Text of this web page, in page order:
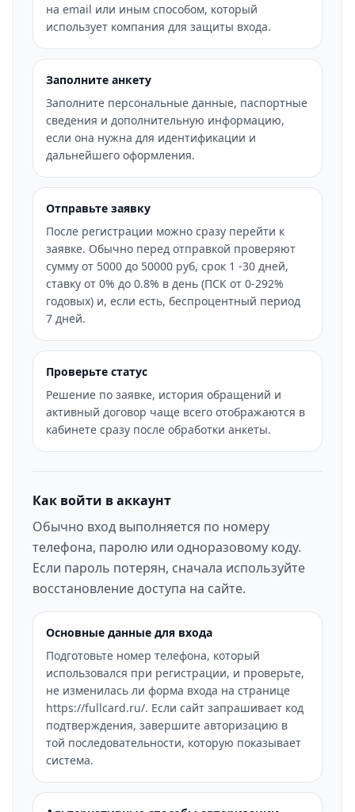
на email или иным способом, который
использует компания для защиты входа.
Заполните анкету
Заполните персональные данные, паспортные
сведения и дополнительную информацию,
если она нужна для идентификации и
дальнейшего оформления.
Отправьте заявку
После регистрации можно сразу перейти к
заявке. Обычно перед отправкой проверяют
сумму от 5000 до 50000 руб, срок 1 -30 дней,
ставку от 0% до 0.8% в день (ПСК от 0-292%
годовых) и, если есть, беспроцентный период
7 дней.
Проверьте статус
Решение по заявке, история обращений и
активный договор чаще всего отображаются в
кабинете сразу после обработки анкеты.
Как войти в аккаунт
Обычно вход выполняется по номеру
телефона, паролю или одноразовому коду.
Если пароль потерян, сначала используйте
восстановление доступа на сайте.
Основные данные для входа
Подготовьте номер телефона, который
использовался при регистрации, и проверьте,
не изменилась ли форма входа на странице
https://fullcard.ru/. Если сайт запрашивает код
подтверждения, завершите авторизацию в
той последовательности, которую показывает
система.